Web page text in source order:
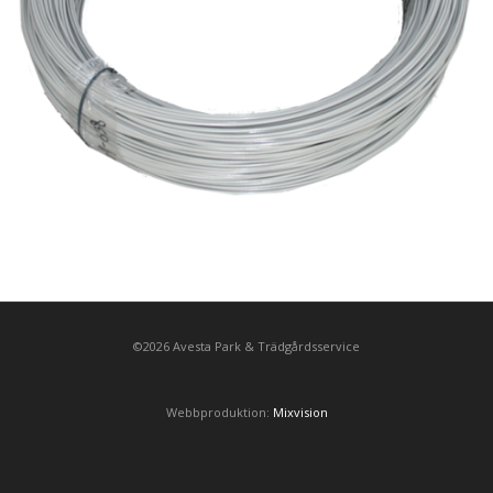
©2026 Avesta Park & Trädgårdsservice
Webbproduktion: Mixvision